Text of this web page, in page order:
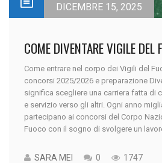
DICEMBRE 15, 2025
COME DIVENTARE VIGILE DEL
Come entrare nel corpo dei Vigili del
concorsi 2025/2026 e preparazione
significa scegliere una carriera fatta di
e servizio verso gli altri. Ogni anno
partecipano ai concorsi del Corpo
Fuoco con il sogno di svolgere un
SARA MEI 0 1747